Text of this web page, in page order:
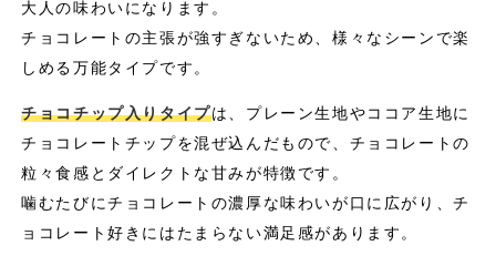
大人の味わいになります。
チョコレートの主張が強すぎないため、様々なシーンで楽
しめる万能タイプです。
チョコチップ入りタイプは、プレーン生地やココア生地に
チョコレートチップを混ぜ込んだもので、チョコレートの
粒々食感とダイレクトな甘みが特徴です。
噛むたびにチョコレートの濃厚な味わいが口に広がり、チ
ョコレート好きにはたまらない満足感があります。